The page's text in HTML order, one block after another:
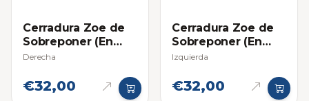
Cerradura Zoe de
Sobreponer (En
Blister)
Derecha
€32,00
Cerradura Zoe de
Sobreponer (En
Blister)
Izquierda
€32,00